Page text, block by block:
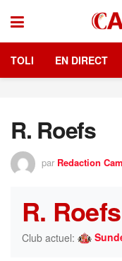
TOLI EN DIRECT
R. Roefs
par Redaction
R. Roefs
Club actuel: